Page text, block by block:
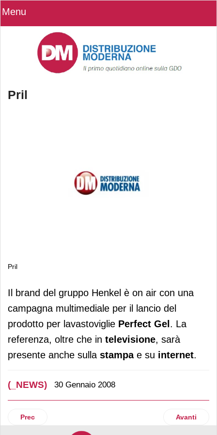
Menu
Pril
Pril
Pril
Il brand del gruppo Henkel è on air con una
campagna multimediale per il lancio del
prodotto per lavastoviglie Perfect Gel. La
referenza, oltre che in televisione, sarà
presente anche sulla stampae su internet.
(_NEWS) 30 Gennaio 2008
Articolo precedente: Indicod-Ecr
Prec Articolo
Avanti